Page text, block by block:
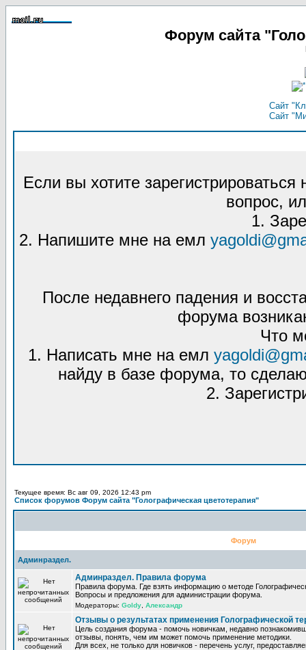
Форум сайта
Сайт
Сайт
Если вы хотите
вопрос,
1.
2. Напишите мне на емл
После недавнего падения и
форума
Что
1. Написать мне на емл
найду в базе форума, то
2.
Текущее время: Вс авг 09, 2026 12:43 pm
Список форумов Форум сайта "Голографическая цветотерапия"
Форум
Админраздел.
Админраздел. Правила форума
Правила форума. Где взять информацию о методе
Вопросы и предложения для администрации форума.
Модераторы: Goldy Александр
Отзывы о результатах применения Голографической
Цель создания форума - помочь новичкам, недавно
отзывы, понять, чем им может помочь применение методики.
Для всех, не только для новичков - перечень услуг,